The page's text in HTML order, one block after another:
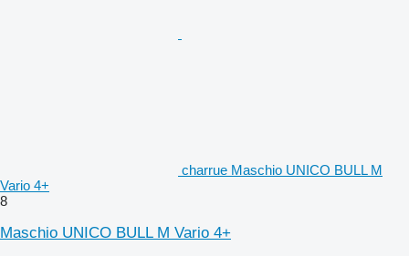
charrue Maschio UNICO BULL M
Vario 4+
8
Maschio UNICO BULL M Vario 4+